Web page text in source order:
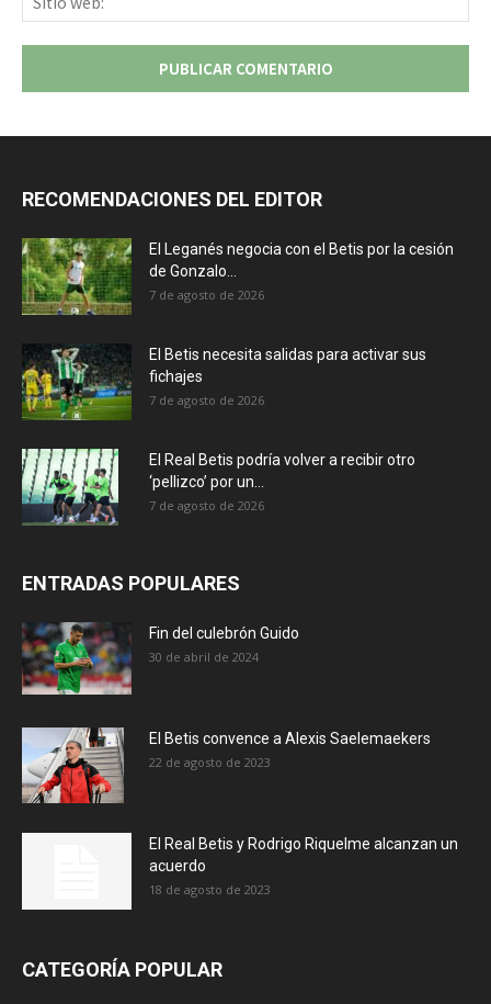
RECOMENDACIONES DEL EDITOR
El Leganés negocia con el Betis por la cesión
de Gonzalo...
7 de agosto de 2026
El Betis necesita salidas para activar sus
fichajes
7 de agosto de 2026
El Real Betis podría volver a recibir otro
‘pellizco’ por un...
7 de agosto de 2026
ENTRADAS POPULARES
Fin del culebrón Guido
30 de abril de 2024
El Betis convence a Alexis Saelemaekers
22 de agosto de 2023
El Real Betis y Rodrigo Riquelme alcanzan un
acuerdo
18 de agosto de 2023
CATEGORÍA POPULAR